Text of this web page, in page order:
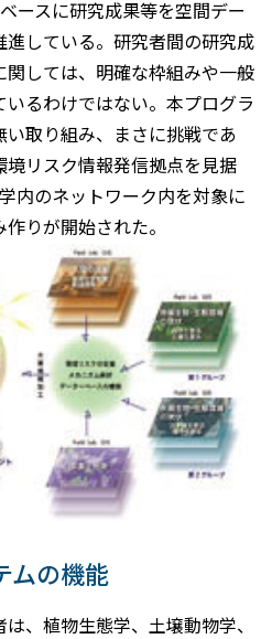
ースに研究成果等を空間デー
している。研究者間の研究成
しては、明確な枠組みや一般
るわけではない。本プログラ
取り組み、まさに挑戦であ
境リスク情報発信拠点を見据
内のネットワーク内を対象に
りが開始された。
ムの機能
、植物生態学、土壌動物学、